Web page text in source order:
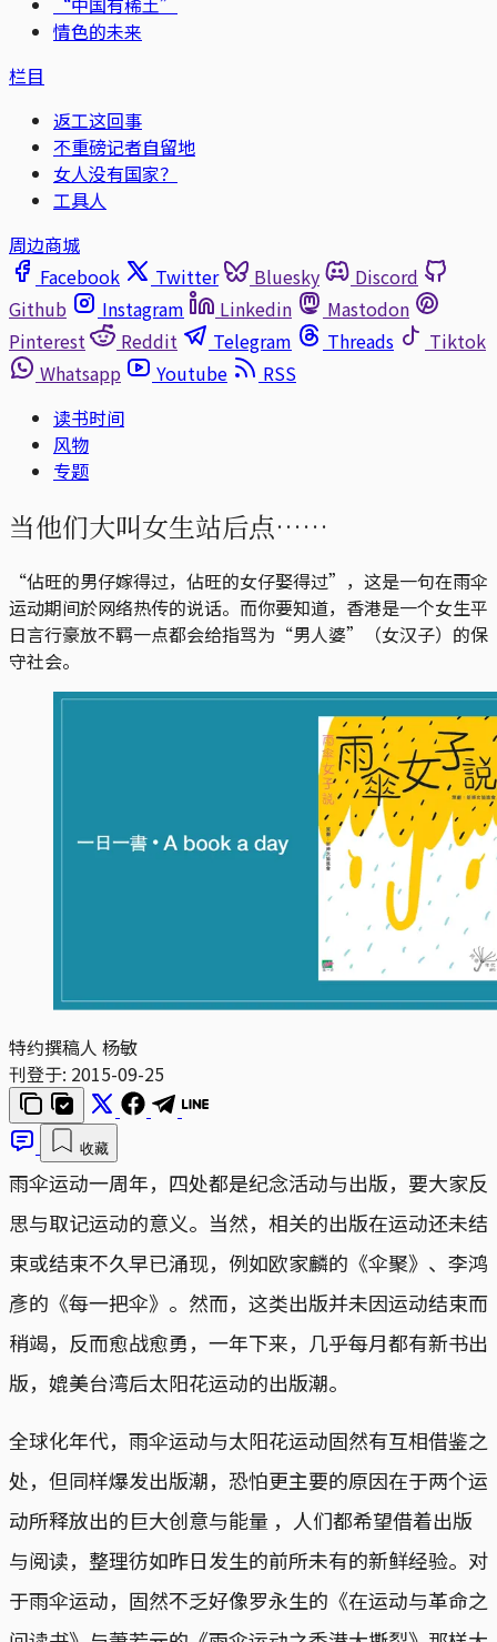
情色的未来
栏目
返工这回事
不重磅记者自留地
女人没有国家？
工具人
周边商城
Facebook
Twitter Bluesky
Discord
Github
Instagram Linkedin
Mastodon
Pinterest
Reddit Telegram Threads
Tiktok
Whatsapp
Youtube
RSS
读书时间
风物
专题
当他们大叫女生站后点……
“佔旺的男仔嫁得过，佔旺的女仔娶得过”，这是一句在雨伞
运动期间於网络热传的说话。而你要知道，香港是一个女生平
日言行豪放不羁一点都会给指骂为“男人婆”（女汉子）的保
守社会。
特约撰稿人 杨敏
刊登于: 2015-09-25
收藏
雨伞运动一周年，四处都是纪念活动与出版，要大家反
思与取记运动的意义。当然，相关的出版在运动还未结
束或结束不久早已涌现，例如欧家麟的《伞聚》、李鸿
彥的《每一把伞》。然而，这类出版并未因运动结束而
稍竭，反而愈战愈勇，一年下来，几乎每月都有新书出
版，媲美台湾后太阳花运动的出版潮。
全球化年代，雨伞运动与太阳花运动固然有互相借鉴之
处，但同样爆发出版潮，恐怕更主要的原因在于两个运
动所释放出的巨大创意与能量 ，人们都希望借着出版
与阅读，整理彷如昨日发生的前所未有的新鲜经验。对
于雨伞运动，固然不乏好像罗永生的《在运动与革命之